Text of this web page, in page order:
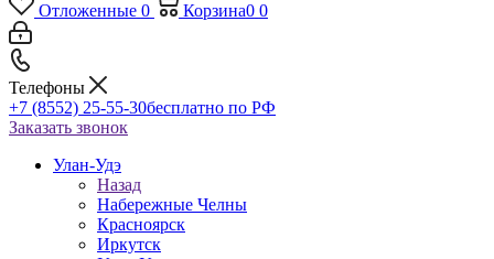
Отложенные 0 Корзина0 0
Телефоны
+7 (8552) 25-55-30бесплатно по РФ
Заказать звонок
Улан-Удэ
Назад
Набережные Челны
Красноярск
Иркутск